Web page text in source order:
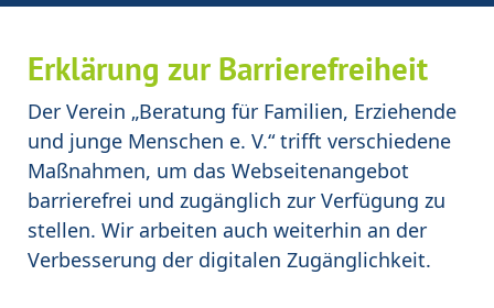
Erklärung zur Barrierefreiheit
Der Verein „Beratung für Familien, Erziehende
und junge Menschen e. V.“ trifft verschiedene
Maßnahmen, um das Webseitenangebot
barrierefrei und zugänglich zur Verfügung zu
stellen. Wir arbeiten auch weiterhin an der
Verbesserung der digitalen Zugänglichkeit.